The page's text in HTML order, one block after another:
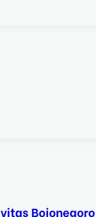
Bojonegoro